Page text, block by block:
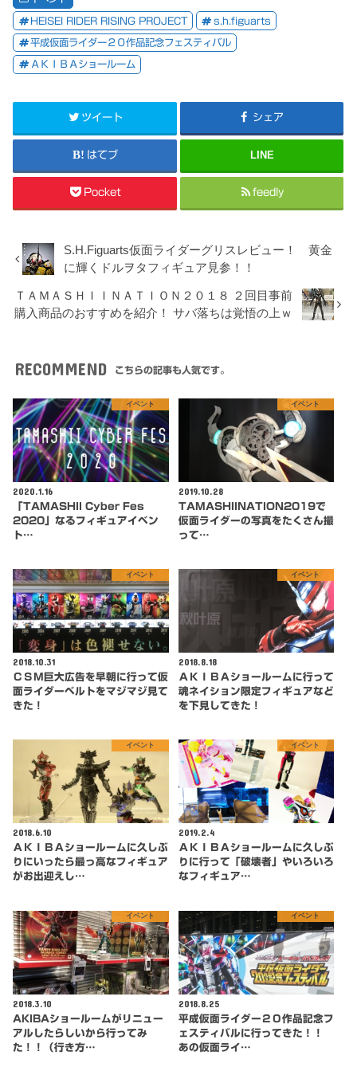
HEISEI RIDER RISING PROJECT s.h.figuarts
平成仮面ライダー２０作品記念フェスティバル
ＡＫＩＢＡショールーム
ツイート シェア
はてブ LINE
Pocket feedly
S.H.Figuarts仮面ライダーグリスレビュー！ 黄金
に輝くドルヲタフィギュア見参！！
ＴＡＭＡＳＨＩＩＮＡＴＩＯＮ２０１８ ２回目事前
購入商品のおすすめを紹介！ サバ落ちは覚悟の上ｗ
RECOMMEND こちらの記事も人気です。
イベント
2020.1.16
「TAMASHII Cyber Fes
2020」なるフィギュアイベン
ト…
イベント
2019.10.28
TAMASHIINATION2019で
仮面ライダーの写真をたくさん撮
って…
イベント
2018.10.31
ＣＳＭ巨大広告を早朝に行って仮
面ライダーベルトをマジマジ見て
きた！
イベント
2018.8.18
ＡＫＩＢＡショールームに行って
魂ネイション限定フィギュアなど
を下見してきた！
イベント
2018.6.10
ＡＫＩＢＡショールームに久しぶ
りにいったら最っ高なフィギュア
がお出迎えし…
イベント
2019.2.4
ＡＫＩＢＡショールームに久しぶ
りに行って「破壊者」やいろいろ
なフィギュア…
イベント
2018.3.10
AKIBAショールームがリニュー
アルしたらしいから行ってみ
た！！（行き方…
イベント
2018.8.25
平成仮面ライダー２０作品記念フ
ェスティバルに行ってきた！！
あの仮面ライ…